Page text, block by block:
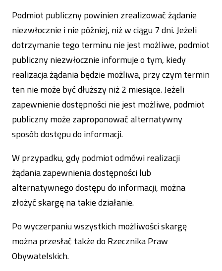
Podmiot publiczny powinien zrealizować żądanie
niezwłocznie i nie później, niż w ciągu 7 dni. Jeżeli
dotrzymanie tego terminu nie jest możliwe, podmiot
publiczny niezwłocznie informuje o tym, kiedy
realizacja żądania będzie możliwa, przy czym termin
ten nie może być dłuższy niż 2 miesiące. Jeżeli
zapewnienie dostępności nie jest możliwe, podmiot
publiczny może zaproponować alternatywny
sposób dostępu do informacji.
W przypadku, gdy podmiot odmówi realizacji
żądania zapewnienia dostępności lub
alternatywnego dostępu do informacji, można
złożyć skargę na takie działanie.
Po wyczerpaniu wszystkich możliwości skargę
można przesłać także do Rzecznika Praw
Obywatelskich.